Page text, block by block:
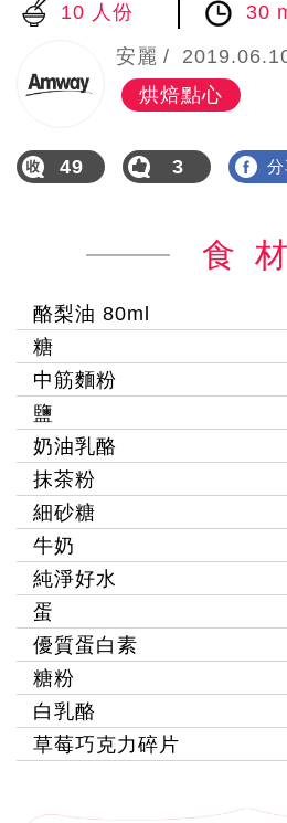
10 人份
30
安麗
烘焙點心
49 3
食 材
酪梨油 80ml
糖
中筋麵粉
鹽
奶油乳酪
抹茶粉
細砂糖
牛奶
純淨好水
蛋
優質蛋白素
糖粉
白乳酪
草莓巧克力碎片